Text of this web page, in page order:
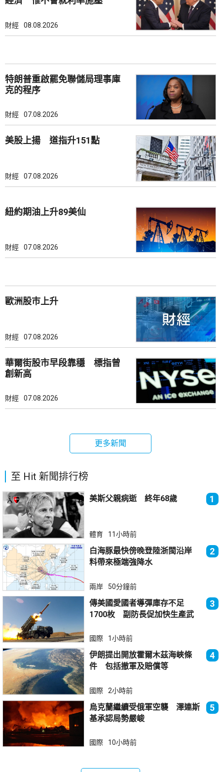
財經 08.08.2026
特朗普重啟罷免聯儲局理事庫
克的程序
財經 07.08.2026
美股上揚 道指升151點
財經 07.08.2026
紐約期油上升89美仙
財經 07.08.2026
歐洲股巿上升
財經 07.08.2026
華爾街股市早段靠穩 標指曾
創新高
財經 07.08.2026
更多新聞
至 Hit 新聞排行榜
美斯父親病逝 終年68歲 1
體育 11小時前
白海豚最快傍晚登陸浙閩沿岸
料帶來極端強降水
2
兩岸 50分鐘前
傳美國愛國者導彈庫存不足
1700枚 副防長促加快生產武
3
國際 1小時前
伊朗提出開放霍爾木茲海峽條
件 包括撤軍及賠償等
4
國際 2小時前
烏克蘭繼續受俄軍空襲 澤連斯
基承認局勢嚴峻
5
國際 10小時前